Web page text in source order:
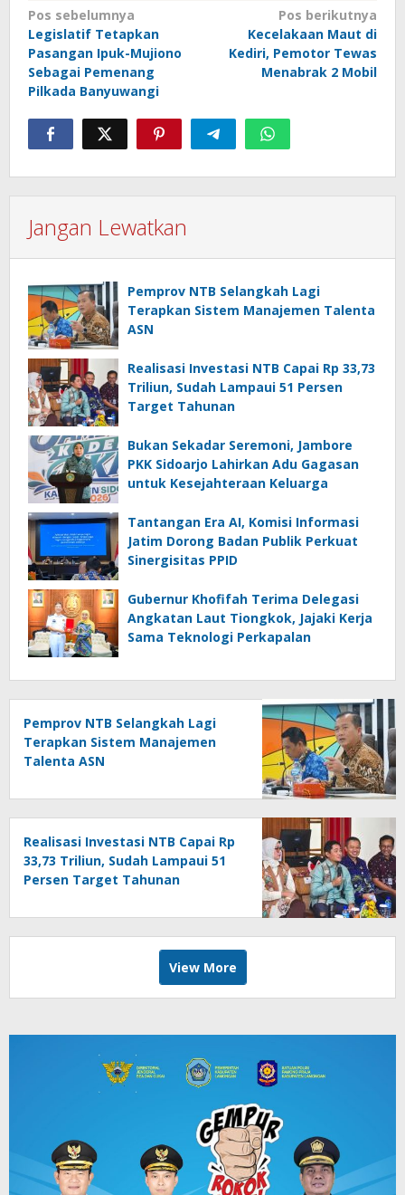
Navigasi
pos
Pos sebelumnya
Legislatif Tetapkan
Pasangan Ipuk-Mujiono
Sebagai Pemenang
Pilkada Banyuwangi
Pos berikutnya
Kecelakaan Maut di
Kediri, Pemotor Tewas
Menabrak 2 Mobil
Jangan Lewatkan
Pemprov NTB Selangkah Lagi
Terapkan Sistem Manajemen Talenta
ASN
Realisasi Investasi NTB Capai Rp 33,73
Triliun, Sudah Lampaui 51 Persen
Target Tahunan
Bukan Sekadar Seremoni, Jambore
PKK Sidoarjo Lahirkan Adu Gagasan
untuk Kesejahteraan Keluarga
Tantangan Era AI, Komisi Informasi
Jatim Dorong Badan Publik Perkuat
Sinergisitas PPID
Gubernur Khofifah Terima Delegasi
Angkatan Laut Tiongkok, Jajaki Kerja
Sama Teknologi Perkapalan
Pemprov NTB Selangkah Lagi
Terapkan Sistem Manajemen
Talenta ASN
Realisasi Investasi NTB Capai Rp
33,73 Triliun, Sudah Lampaui 51
Persen Target Tahunan
View More